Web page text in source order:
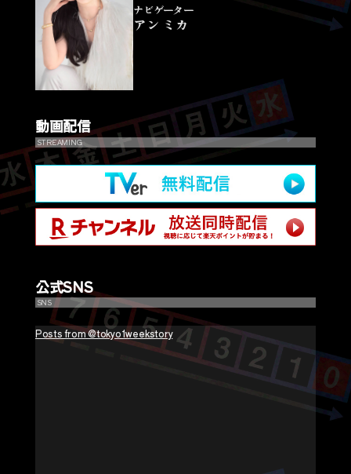
ナビゲーター
アン ミカ
動画配信
STREAMING
公式SNS
SNS
Posts from @tokyo1weekstory